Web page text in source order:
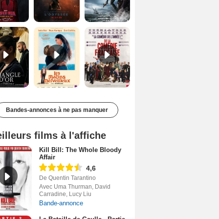
Les Matins merveilleux Bande-annonce VF De la Comédie-Française Teaser VF
Bandes-annonces à ne pas manquer
films à l'affiche
Kill Bill: The Whole Bloody
Affair
4,6
De Quentin Tarantino
Avec Uma Thurman, David
Carradine, Lucy Liu
Bande-annonce